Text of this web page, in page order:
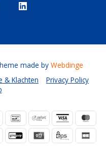
& Klachten
Privacy Policy
made by Webdinge